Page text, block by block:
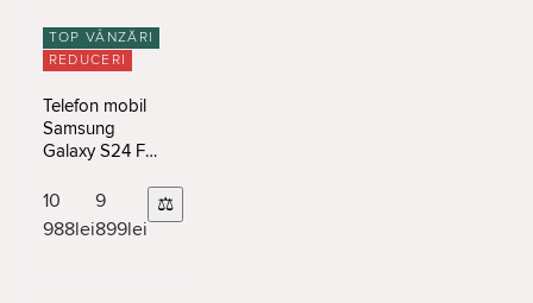
TOP VÂNZĂRI
REDUCERI
Telefon mobil
Samsung
Galaxy S24 FE
Graphite
10
988lei
9
899lei
⚖